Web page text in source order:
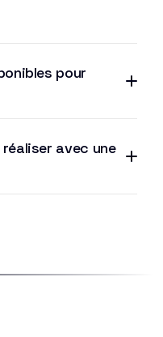
pour
avec une